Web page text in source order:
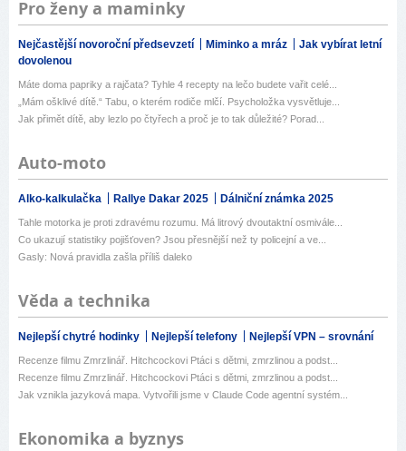
Pro ženy a maminky
Nejčastější novoroční předsevzetí Miminko a mráz
Jak vybírat letní
dovolenou
Máte doma papriky a rajčata? Tyhle 4 recepty na lečo budete vařit celé...
„Mám ošklivé dítě.“ Tabu, o kterém rodiče mlčí. Psycholožka vysvětluje...
Jak přimět dítě, aby lezlo po čtyřech a proč je to tak důležité? Porad...
Auto-moto
Alko-kalkulačka Rallye Dakar 2025 Dálniční známka 2025
Tahle motorka je proti zdravému rozumu. Má litrový dvoutaktní osmivále...
Co ukazují statistiky pojišťoven? Jsou přesnější než ty policejní a ve...
Gasly: Nová pravidla zašla příliš daleko
Věda a technika
Nejlepší chytré hodinky Nejlepší telefony Nejlepší VPN – srovnání
Recenze filmu Zmrzlinář. Hitchcockovi Ptáci s dětmi, zmrzlinou a podst...
Recenze filmu Zmrzlinář. Hitchcockovi Ptáci s dětmi, zmrzlinou a podst...
Jak vznikla jazyková mapa. Vytvořili jsme v Claude Code agentní systém...
Ekonomika a byznys